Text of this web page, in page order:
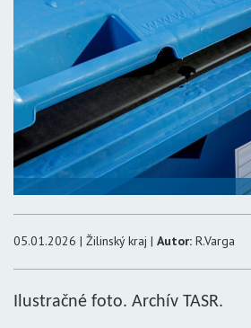
05.01.2026 | Žilinský kraj | Autor: R.Varga
Ilustračné foto. Archív TASR.